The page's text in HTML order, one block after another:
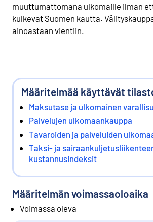
muuttumattomana ulkomaille ilman
kulkevat Suomen kautta.
ainoastaan vientiin.
Määritelmää käyttävät
Maksutase ja ulkomainen
Palvelujen ulkomaankauppa
Tavaroiden ja palveluiden
Taksi- ja
kustannusindeksit
Määritelmän voimassaoloaika
Voimassa oleva